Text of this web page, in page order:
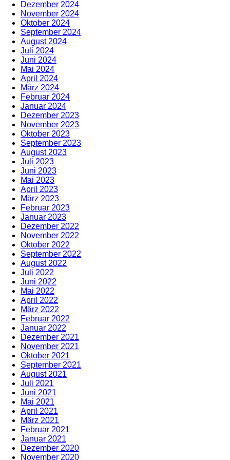
Dezember 2024
November 2024
Oktober 2024
September 2024
August 2024
Juli 2024
Juni 2024
Mai 2024
April 2024
März 2024
Februar 2024
Januar 2024
Dezember 2023
November 2023
Oktober 2023
September 2023
August 2023
Juli 2023
Juni 2023
Mai 2023
April 2023
März 2023
Februar 2023
Januar 2023
Dezember 2022
November 2022
Oktober 2022
September 2022
August 2022
Juli 2022
Juni 2022
Mai 2022
April 2022
März 2022
Februar 2022
Januar 2022
Dezember 2021
November 2021
Oktober 2021
September 2021
August 2021
Juli 2021
Juni 2021
Mai 2021
April 2021
März 2021
Februar 2021
Januar 2021
Dezember 2020
November 2020